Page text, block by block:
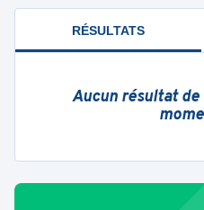
RÉSULTATS
Aucun résultat